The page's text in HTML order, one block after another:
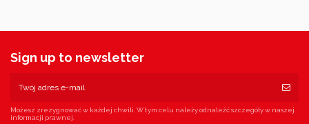
Sign up to newsletter
Możesz zrezygnować w każdej chwili. W tym celu należy odnaleźć szczegóły w naszej
informacji prawnej.